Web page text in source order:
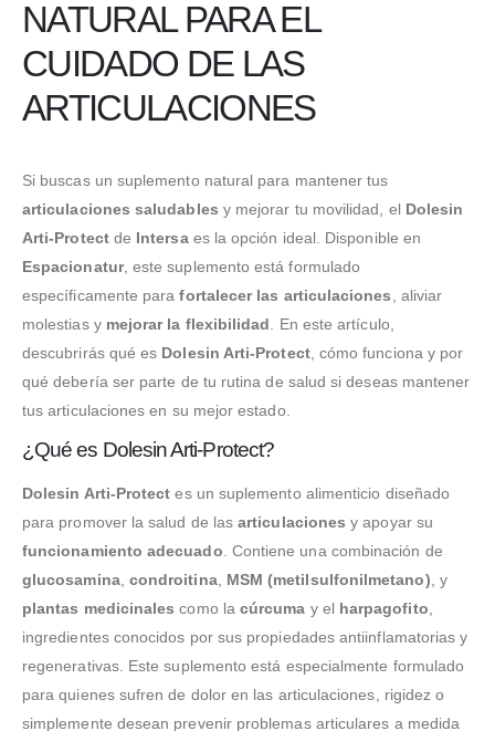
NATURAL PARA EL
CUIDADO DE LAS
ARTICULACIONES
Si buscas un suplemento natural para mantener tus
articulaciones saludables y mejorar tu movilidad, el Dolesin
Arti-Protectde Intersaes la opción ideal. Disponible en
Espacionatur, este suplemento está formulado
específicamente parafortalecer las articulaciones, aliviar
molestias y mejorar la flexibilidad. En este artículo,
descubrirás qué es Dolesin Arti-Protect, cómo funciona y por
qué debería ser parte de tu rutina de salud si deseas mantener
tus articulaciones en su mejor estado.
¿Qué es Dolesin Arti-Protect?
Dolesin Arti-Protect es un suplemento alimenticio diseñado
para promover la salud de lasarticulaciones y apoyar su
funcionamiento adecuado. Contiene una combinación de
glucosamina, condroitina, MSM (metilsulfonilmetano), y
plantas medicinales como la cúrcuma y el harpagofito,
ingredientes conocidos por sus propiedades antiinflamatorias y
regenerativas. Este suplemento está especialmente formulado
para quienes sufren de dolor en las articulaciones, rigidez o
simplemente desean prevenir problemas articulares a medida